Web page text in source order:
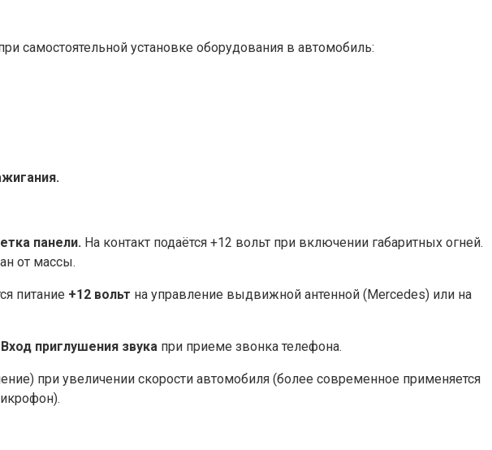
самостоятельной установке оборудования в автомобиль:
панели. На контакт подаётся +12 вольт при включении габаритных огней.
от массы.
питание +12 вольт на управление выдвижной антенной (Mercedes) или на
Вход приглушения звука при приеме звонка телефона.
при увеличении скорости автомобиля (более современное применяется